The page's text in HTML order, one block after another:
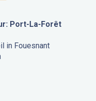
Port-La-Forêt
in Fouesnant